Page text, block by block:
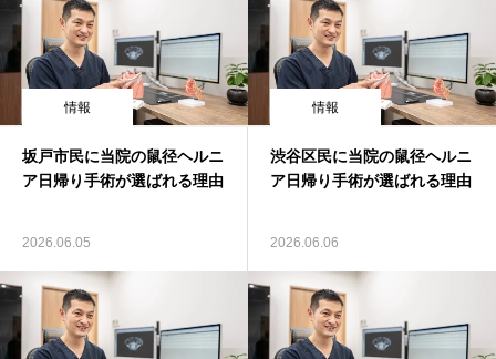
情報
坂戸市民に当院の鼠径ヘルニ
ア日帰り手術が選ばれる理由
2026.06.05
情報
渋谷区民に当院の鼠径ヘルニ
ア日帰り手術が選ばれる理由
2026.06.06